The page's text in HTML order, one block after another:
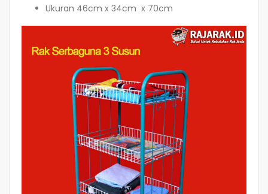
Ukuran 46cm x 34cm x 70cm